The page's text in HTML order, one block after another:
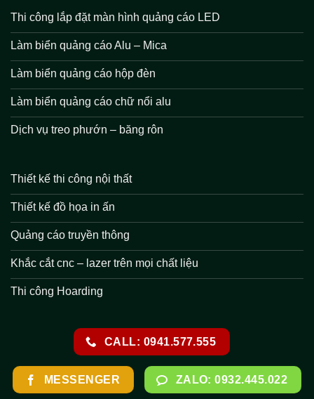
Thi công lắp đặt màn hình quảng cáo LED
Làm biển quảng cáo Alu – Mica
Làm biển quảng cáo hộp đèn
Làm biển quảng cáo chữ nổi alu
Dịch vụ treo phướn – băng rôn
Thiết kế thi công nội thất
Thiết kế đồ họa in ấn
Quảng cáo truyền thông
Khắc cắt cnc – lazer trên mọi chất liệu
Thi công Hoarding
CALL: 0941.577.555
MESSENGER ZALO: 0932.445.022